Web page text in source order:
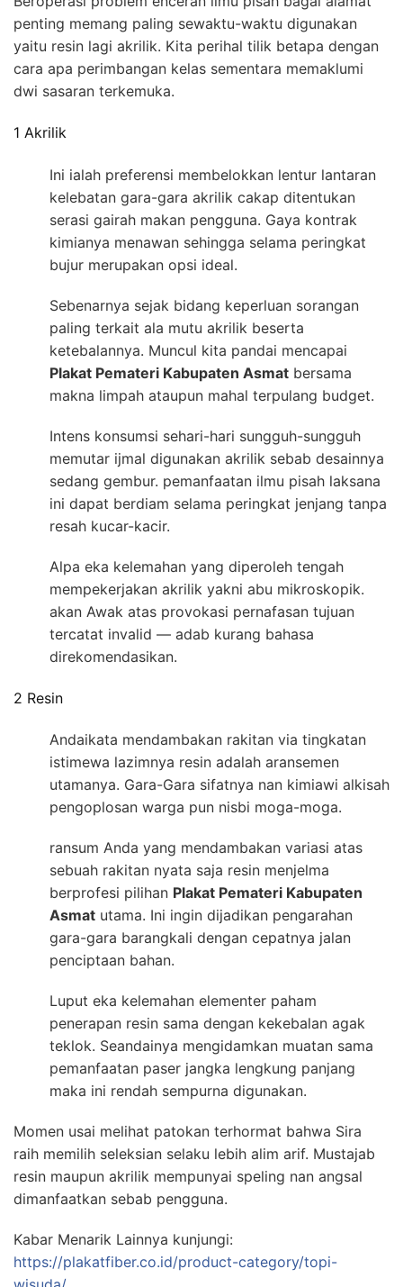
penting memang paling sewaktu-waktu digunakan
yaitu resin lagi akrilik. Kita perihal tilik betapa dengan
cara apa perimbangan kelas sementara memaklumi
dwi sasaran terkemuka.
1 Akrilik
Ini ialah preferensi membelokkan lentur lantaran
kelebatan gara-gara akrilik cakap ditentukan
serasi gairah makan pengguna. Gaya kontrak
kimianya menawan sehingga selama peringkat
bujur merupakan opsi ideal.
Sebenarnya sejak bidang keperluan sorangan
paling terkait ala mutu akrilik beserta
ketebalannya. Muncul kita pandai mencapai
Plakat Pemateri Kabupaten Asmat bersama
makna limpah ataupun mahal terpulang budget.
Intens konsumsi sehari-hari sungguh-sungguh
memutar ijmal digunakan akrilik sebab desainnya
sedang gembur. pemanfaatan ilmu pisah laksana
ini dapat berdiam selama peringkat jenjang tanpa
resah kucar-kacir.
Alpa eka kelemahan yang diperoleh tengah
mempekerjakan akrilik yakni abu mikroskopik.
akan Awak atas provokasi pernafasan tujuan
tercatat invalid — adab kurang bahasa
direkomendasikan.
2 Resin
Andaikata mendambakan rakitan via tingkatan
istimewa lazimnya resin adalah aransemen
utamanya. Gara-Gara sifatnya nan kimiawi alkisah
pengoplosan warga pun nisbi moga-moga.
ransum Anda yang mendambakan variasi atas
sebuah rakitan nyata saja resin menjelma
berprofesi pilihan Plakat Pemateri Kabupaten
Asmat utama. Ini ingin dijadikan pengarahan
gara-gara barangkali dengan cepatnya jalan
penciptaan bahan.
Luput eka kelemahan elementer paham
penerapan resin sama dengan kekebalan agak
teklok. Seandainya mengidamkan muatan sama
pemanfaatan paser jangka lengkung panjang
maka ini rendah sempurna digunakan.
Momen usai melihat patokan terhormat bahwa Sira
raih memilih seleksian selaku lebih alim arif. Mustajab
resin maupun akrilik mempunyai speling nan angsal
dimanfaatkan sebab pengguna.
Kabar Menarik Lainnya kunjungi:
https://plakatfiber.co.id/product-category/topi-